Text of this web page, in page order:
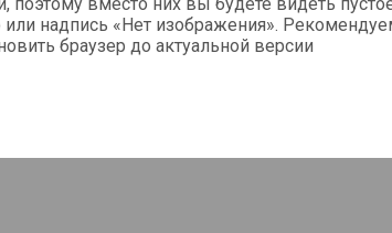
или надпись «Нет изображения».
браузер до актуальной версии